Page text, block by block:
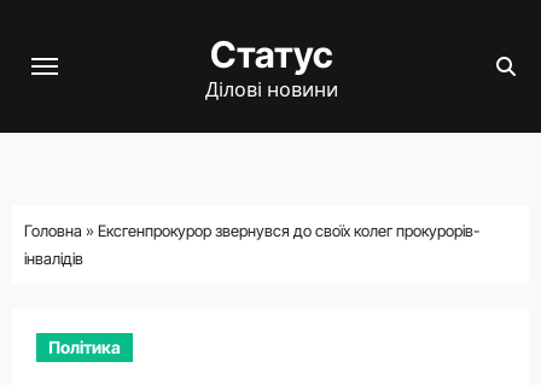
Статус
Ділові новини
Головна » Ексгенпрокурор звернувся до своїх колег прокурорів-
інвалідів
Політика